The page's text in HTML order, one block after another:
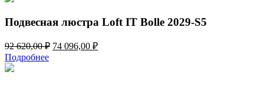
Подвесная люстра Loft IT Bolle 2029-S5
92 620,00₽ Первоначальная
74 096,00 ₽Текущая
Подробнее